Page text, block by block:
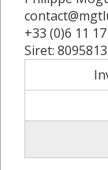
+33 (0)6 11
Siret: